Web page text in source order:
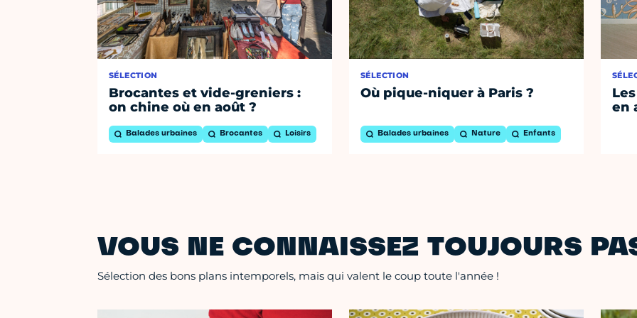
SÉLECTION
Brocantes et vide-greniers :
on chine où en août ?
Balades urbaines Brocantes Loisirs
SÉLECTION
Où pique-niquer à Paris ?
Balades urbaines Nature Enfants
en
VOUS NE CONNAISSEZ TOUJOURS
Sélection des bons plans intemporels, mais qui valent le coup toute l'année !